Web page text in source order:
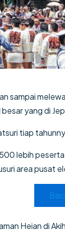
sampai
yang di
tiap
lebih
area pusat
Heian di